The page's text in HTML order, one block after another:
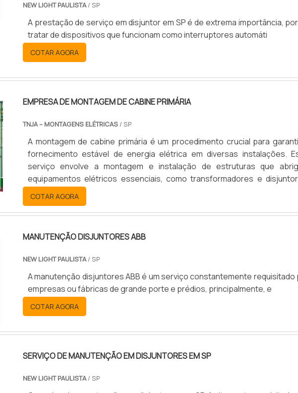
NEW LIGHT PAULISTA/ SP
A prestação de serviço em disjuntor em SP é de extrema importância,
tratar de dispositivos que funcionam como interruptores automáti
COTAR AGORA
EMPRESA DE MONTAGEM DE CABINE PRIMÁRIA
TNJA – MONTAGENS ELÉTRICAS/ SP
A montagem de cabine primária é um procedimento crucial para
fornecimento estável de energia elétrica em diversas instalações.
serviço envolve a montagem e instalação de estruturas que
equipamentos elétricos essenciais, como transformadores e
para receber e distribuir energia de forma segura e eficiente.
COTAR AGORA
MANUTENÇÃO DISJUNTORES ABB
NEW LIGHT PAULISTA/ SP
A manutenção disjuntores ABB é um serviço constantemente requisitado
empresas ou fábricas de grande porte e prédios, principalmente, e
COTAR AGORA
SERVIÇO DE MANUTENÇÃO EM DISJUNTORES EM SP
NEW LIGHT PAULISTA/ SP